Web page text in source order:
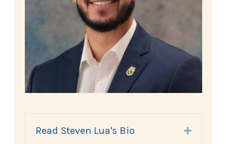
Read Steven Lua's Bio Expand